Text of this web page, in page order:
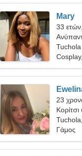
Mary
33
Tuchola
Cosplay,
23
Κορίτσι
Γάμος